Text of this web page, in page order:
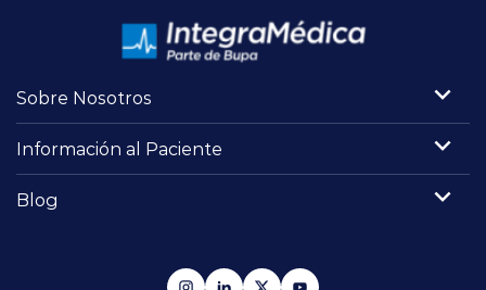
Mi Portal Bupa
Sobre Nosotros
Información al Paciente
Blog